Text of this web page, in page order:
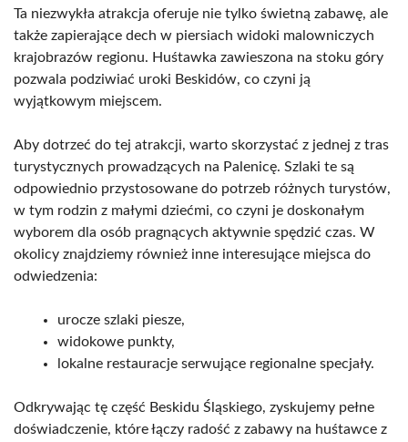
Ta niezwykła atrakcja oferuje nie tylko świetną zabawę, ale
także zapierające dech w piersiach widoki malowniczych
krajobrazów regionu. Huśtawka zawieszona na stoku góry
pozwala podziwiać uroki Beskidów, co czyni ją
wyjątkowym miejscem.
Aby dotrzeć do tej atrakcji, warto skorzystać z jednej z tras
turystycznych prowadzących na Palenicę. Szlaki te są
odpowiednio przystosowane do potrzeb różnych turystów,
w tym rodzin z małymi dziećmi, co czyni je doskonałym
wyborem dla osób pragnących aktywnie spędzić czas. W
okolicy znajdziemy również inne interesujące miejsca do
odwiedzenia:
urocze szlaki piesze,
widokowe punkty,
lokalne restauracje serwujące regionalne specjały.
Odkrywając tę część Beskidu Śląskiego, zyskujemy pełne
doświadczenie, które łączy radość z zabawy na huśtawce z